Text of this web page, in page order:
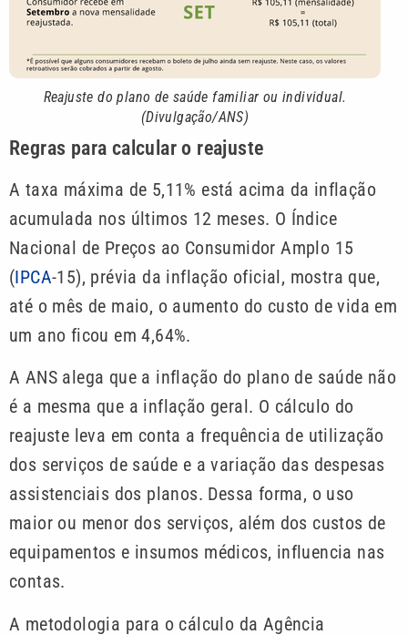
Reajuste do plano de saúde familiar ou individual.
(Divulgação/ANS)
Regras para calcular o reajuste
A taxa máxima de 5,11% está acima da inflação
acumulada nos últimos 12 meses. O Índice
Nacional de Preços ao Consumidor Amplo 15
(IPCA-15), prévia da inflação oficial, mostra que,
até o mês de maio, o aumento do custo de vida em
um ano ficou em 4,64%.
A ANS alega que a inflação do plano de saúde não
é a mesma que a inflação geral. O cálculo do
reajuste leva em conta a frequência de utilização
dos serviços de saúde e a variação das despesas
assistenciais dos planos. Dessa forma, o uso
maior ou menor dos serviços, além dos custos de
equipamentos e insumos médicos, influencia nas
contas.
A metodologia para o cálculo da Agência